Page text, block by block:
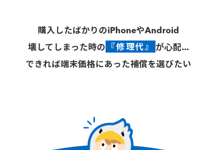
購入したばかりのiPhoneやAndroid
壊してしまった時の 『修理代』 が心配...
できれば端末価格にあった補償を選びたい